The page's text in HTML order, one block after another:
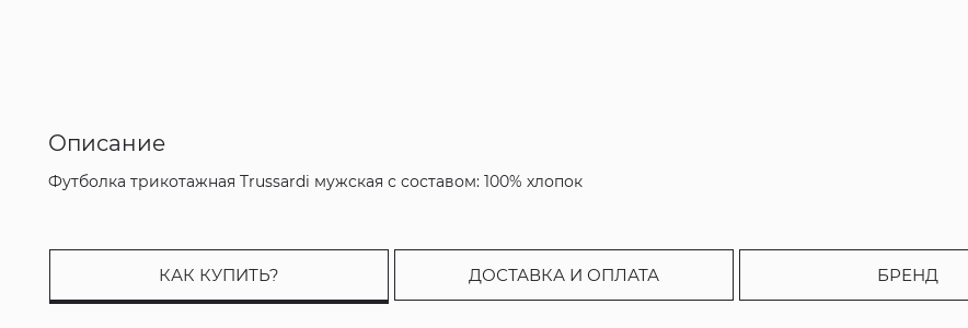
Описание
Футболка трикотажная Trussardi мужская с составом: 100% хлопок
КАК КУПИТЬ? ДОСТАВКА И ОПЛАТА БРЕНД